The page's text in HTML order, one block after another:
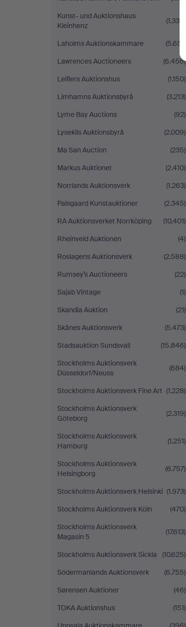
Kunst- und Auktionshaus
Kleinhenz
(1.336)
Laholms Auktionskammare
(5.651)
Lawrences Auctioneers
(6.456)
Leiflers Auktionshus
(1.150)
Limhamns Auktionsbyrå
(3.213)
Lyme Bay Auctions
(92)
Lysekils Auktionsbyrå
(2.009)
Ma San Auction
(235)
Markus Auktioner
(2.410)
Norrlands Auktionsverk
(1.263)
Palsgaard Kunstauktioner
(2.345)
RA Auktionsverket Norrköping
(10.401)
Rheinveld Auktionen
(4)
Roslagens Auktionsverk
(2.588)
Rumsey’s Auctioneers
(22)
Sajab Vintage
(1)
Skandia Auktion
(21)
Skånes Auktionsverk
(5.473)
Stadsauktion Sundsvall
(15.846)
Stockholms Auktionsverk
Düsseldorf/Neuss
(684)
Stockholms Auktionsverk Fine Art (1.228)
Stockholms Auktionsverk
Göteborg
(2.319)
Stockholms Auktionsverk
Hamburg
(1.251)
Stockholms Auktionsverk
Helsingborg
(6.757)
Stockholms Auktionsverk Helsinki (1.973)
Stockholms Auktionsverk Köln
(470)
Stockholms Auktionsverk
Magasin 5
(17.613)
Stockholms Auktionsverk Sickla
(10.625)
Södermanlands Auktionsverk
(6.755)
Sørensen Auktioner
(46)
TOKA Auktionshus
(151)